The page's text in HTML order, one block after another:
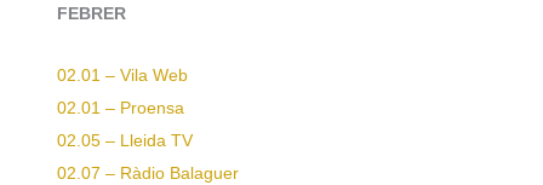
FEBRER
02.01 – Vila Web
02.01 – Proensa
02.05 – Lleida TV
02.07 – Ràdio Balaguer